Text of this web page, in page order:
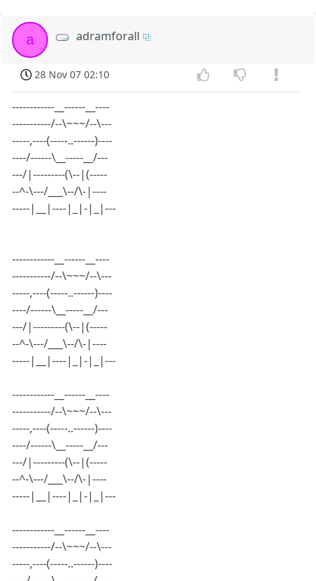
a adramforall
28 Nov 07 02:10
------------__------__----
-----------/--\~~~/--\---
-----,----(-----..------)----
----/------\__-----__/---
---/|---------(\--|(-----
--^-\---/___\--/\-|----
-----|__|----|_|-|_|---
------------__------__----
-----------/--\~~~/--\---
-----,----(-----..------)----
----/------\__-----__/---
---/|---------(\--|(-----
--^-\---/___\--/\-|----
-----|__|----|_|-|_|---
------------__------__----
-----------/--\~~~/--\---
-----,----(-----..------)----
----/------\__-----__/---
---/|---------(\--|(-----
--^-\---/___\--/\-|----
-----|__|----|_|-|_|---
------------__------__----
-----------/--\~~~/--\---
-----,----(-----..------)----